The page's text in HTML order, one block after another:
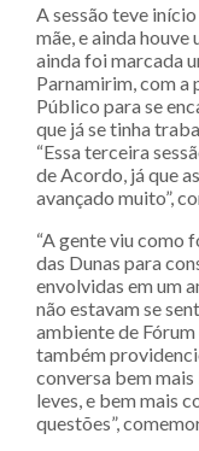
A sessão teve
mãe, e ainda houve
ainda foi marcada
Parnamirim, com
Público para se
que já se tinha
“Essa terceira
de Acordo, já que
avançado muito”,
“A gente viu como
das Dunas para
envolvidas em um
não estavam se
ambiente de
também
conversa bem mais
leves, e bem mais
questões”,